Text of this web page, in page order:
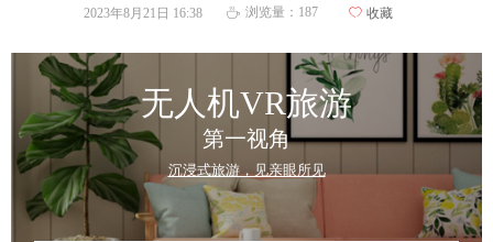
无人机VR旅游
第一视角
沉浸式旅游，见亲眼所见
2023年8月21日 16:38 ꄘ 浏览量： 187 ꄀ 收藏